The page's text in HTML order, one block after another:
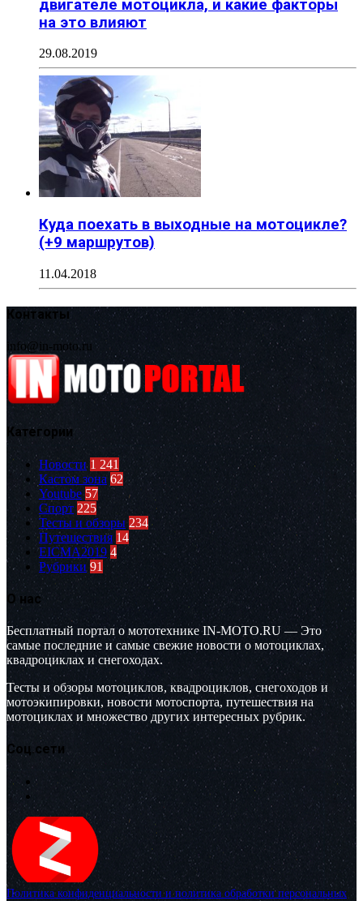
двигателе мотоцикла, и какие факторы
на это влияют
29.08.2019
Куда поехать в выходные на мотоцикле?
(+9 маршрутов)
11.04.2018
Контакты
info@in-moto.ru
Категории
Новости 1 241
Кастом зона 62
Youtube 57
Спорт 225
Тесты и обзоры 234
Путешествия 14
EICMA2019 4
Рубрики 91
О нас
Бесплатный портал о мототехнике IN-MOTO.RU — Это
самые последние и самые свежие новости о мотоциклах,
квадроциклах и снегоходах.
Тесты и обзоры мотоциклов, квадроциклов, снегоходов и
мотоэкипировки, новости мотоспорта, путешествия на
мотоциклах и множество других интересных рубрик.
Соц.сети
Политика конфиденциальности и политика обработки персональных